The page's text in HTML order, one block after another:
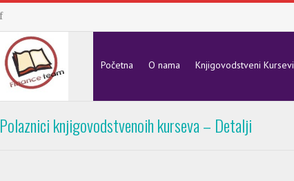
Početna O nama Knjigovodstveni Kursevi
Polaznici knjigovodstvenoih kurseva – Detalji